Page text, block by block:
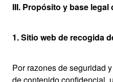
III. Propósito y base
1. Sitio web de recogida
Por razones de seguridad
de contenido confidencial,